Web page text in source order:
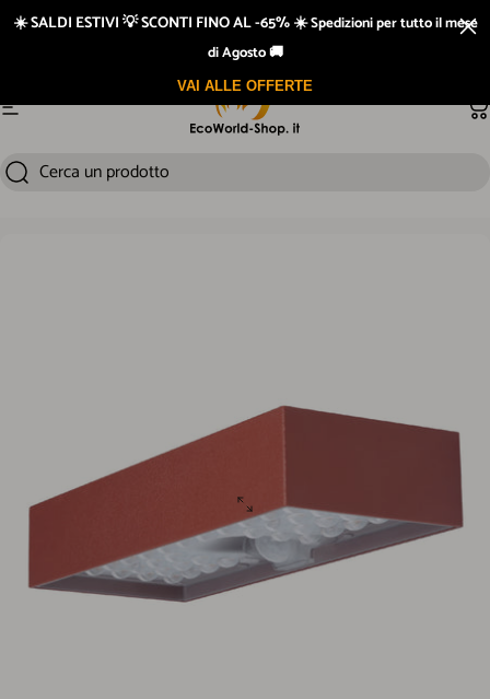
Vai direttamente ai contenutiProdotti testati
Navigazione del sito
CercaCerca un prodotto
☀️ SALDI ESTIVI 💡 SCONTI FINO AL -65% ☀️Spedizioni per tutto il mese
di Agosto 🚚
VAI ALLE OFFERTE